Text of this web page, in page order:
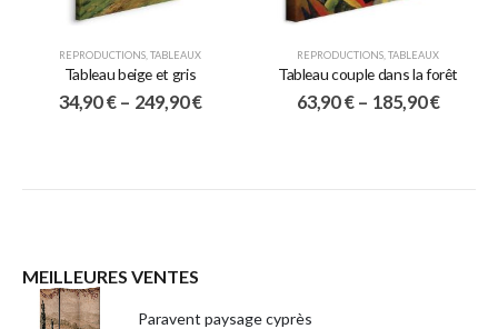
REPRODUCTIONS TABLEAUX
Tableau beige et gris
34,90€ – 249,90€
REPRODUCTIONS TABLEAUX
Tableau couple dans la forêt
63,90€ – 185,90€
MEILLEURES VENTES
Paravent paysage cyprès